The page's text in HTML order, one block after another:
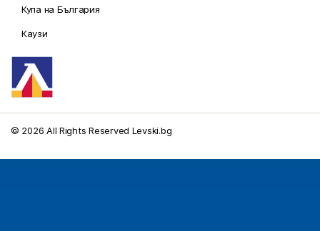
Купа на България
Каузи
© 2026 All Rights Reserved Levski.bg